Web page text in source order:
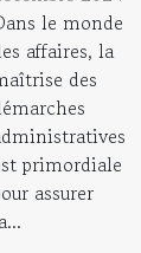
le monde
affaires, la
des
primordiale
assurer